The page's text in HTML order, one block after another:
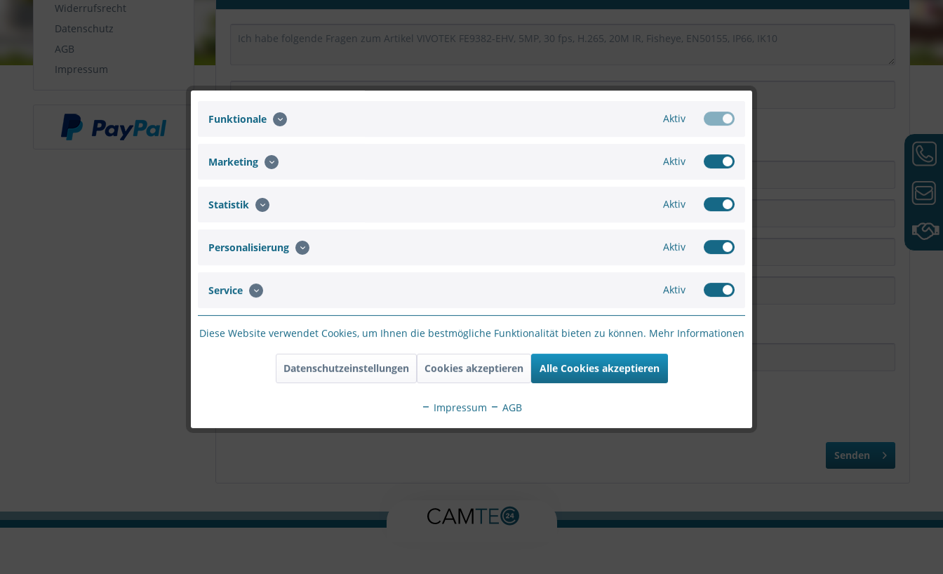
Widerrufsrecht
Datenschutz
AGB
Impressum
zur Kenntnis genommen.
Senden
Funktionale Aktiv
Marketing Aktiv
Statistik Aktiv
Personalisierung Aktiv
Service Aktiv
Diese Website verwendet Cookies, um Ihnen die bestmögliche Funktionalität bieten zu können. Mehr Informationen
Datenschutzeinstellungen Cookies akzeptieren Alle Cookies akzeptieren
Impressum AGB